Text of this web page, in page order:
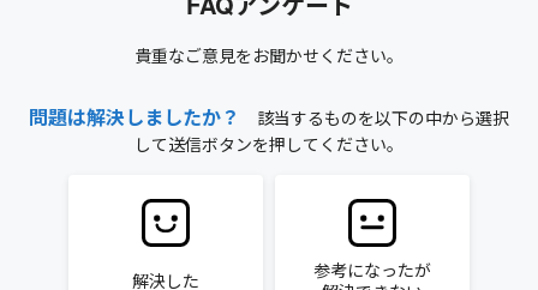
貴重なご意見をお聞かせください。
問題は解決しましたか？
該当するものを以下の中から選択
して送信ボタンを押してください。
解決した
参考になったが